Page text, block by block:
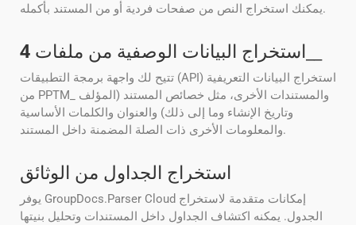
يمكنك استخراج النص من صفحات فردية أو من المستند بأكمله.
استخراج البيانات الوصفية من ملفات 4
تتيح لك واجهة برمجة التطبيقات (API) استخراج البيانات التعريفية
من PPTM_ والمستندات الأخرى، مثل خصائص المستند (المؤلف
وتاريخ الإنشاء وما إلى ذلك) والعنوان والكلمات الأساسية
والمعلومات الأخرى ذات الصلة المضمنة داخل المستند.
استخراج الجداول من الوثائق
يوفر GroupDocs.Parser Cloud إمكانات متقدمة لاستخراج
الجدول. يمكنه اكتشاف الجداول داخل المستندات وتحليل بنيتها